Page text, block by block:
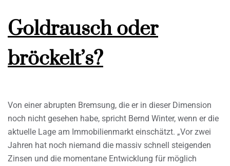
Goldrausch oder
bröckelt’s?
Von einer abrupten Bremsung, die er in dieser Dimension
noch nicht gesehen habe, spricht Bernd Winter, wenn er die
aktuelle Lage am Immobilienmarkt einschätzt. „Vor zwei
Jahren hat noch niemand die massiv schnell steigenden
Zinsen und die momentane Entwicklung für möglich